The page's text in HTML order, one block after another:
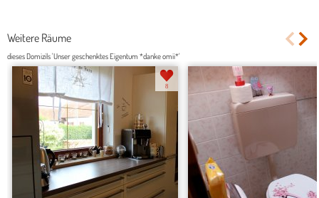
Weitere Räume
dieses Domizils 'Unser geschenktes Eigentum *danke omii*'
8